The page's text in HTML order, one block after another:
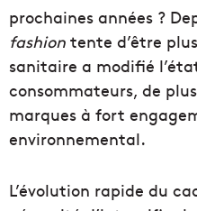
prochaines années ?
fashion tente d’être
sanitaire a modifié
consommateurs, de
marques à fort
environnemental.
L’évolution rapide du